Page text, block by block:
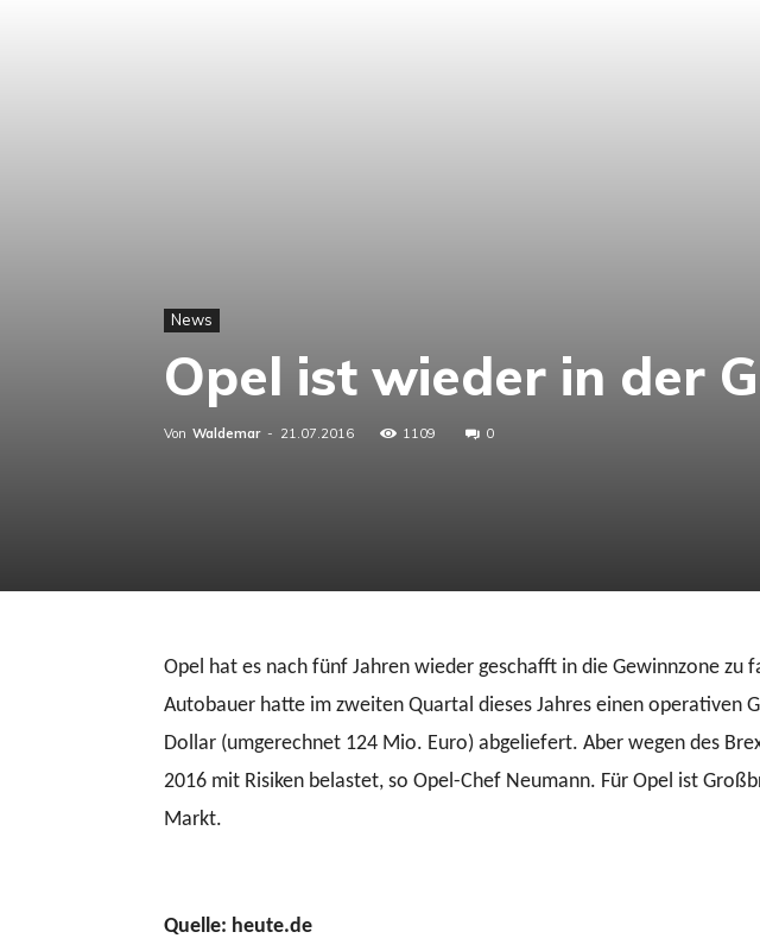
News
Opel ist wieder in der
Von Waldemar - 21.07.2016 1109 0
Opel hat es nach fünf Jahren wieder geschafft in die Gewinnzone zu
Autobauer hatte im zweiten Quartal dieses Jahres einen operativen
Dollar (umgerechnet 124 Mio. Euro) abgeliefert. Aber wegen des
2016 mit Risiken belastet, so Opel-Chef Neumann. Für Opel ist
Markt.
Quelle: heute.de